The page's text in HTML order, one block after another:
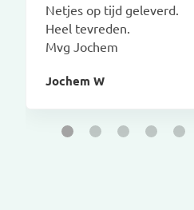
Netjes op tijd geleverd.
Heel tevreden.
Mvg Jochem
Jochem W